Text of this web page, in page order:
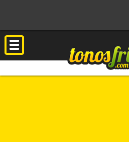
RSS FacebookTwitter